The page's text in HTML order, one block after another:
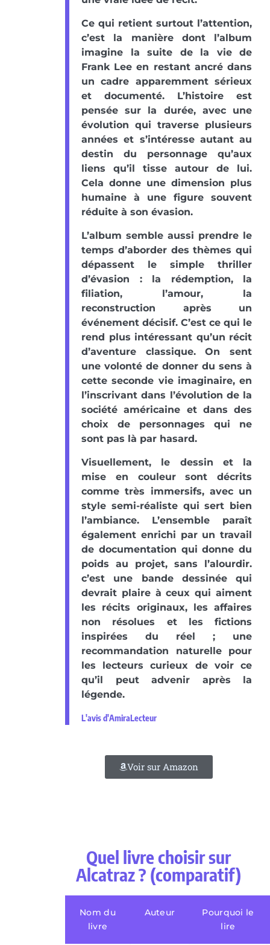
Ce qui retient surtout l’attention,
c’est la manière dont l’album
imagine la suite de la vie de
Frank Lee en restant ancré dans
un cadre apparemment sérieux
et documenté. L’histoire est
pensée sur la durée, avec une
évolution qui traverse plusieurs
années et s’intéresse autant au
destin du personnage qu’aux
liens qu’il tisse autour de lui.
Cela donne une dimension plus
humaine à une figure souvent
réduite à son évasion.
L’album semble aussi prendre le
temps d’aborder des thèmes qui
dépassent le simple thriller
d’évasion : la rédemption, la
filiation, l’amour, la
reconstruction après un
événement décisif. C’est ce qui le
rend plus intéressant qu’un récit
d’aventure classique. On sent
une volonté de donner du sens à
cette seconde vie imaginaire, en
l’inscrivant dans l’évolution de la
société américaine et dans des
choix de personnages qui ne
sont pas là par hasard.
Visuellement, le dessin et la
mise en couleur sont décrits
comme très immersifs, avec un
style semi-réaliste qui sert bien
l’ambiance. L’ensemble paraît
également enrichi par un travail
de documentation qui donne du
poids au projet, sans l’alourdir.
c’est une bande dessinée qui
devrait plaire à ceux qui aiment
les récits originaux, les affaires
non résolues et les fictions
inspirées du réel ; une
recommandation naturelle pour
les lecteurs curieux de voir ce
qu’il peut advenir après la
légende.
L'avis d'AmiraLecteur
Voir sur Amazon
Quel livre choisir sur
Alcatraz ? (comparatif)
Nom du
livre
Auteur
Pourquoi le
lire